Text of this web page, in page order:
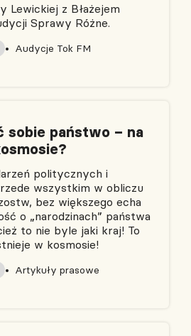
Lewickiej z Błażejem
Sprawy Różne.
Audycje Tok FM
sobie państwo – na
politycznych i
wszystkim w obliczu
bez większego echa
o „narodzinach” państwa
to nie byle jaki kraj! To
w kosmosie!
Artykuły prasowe